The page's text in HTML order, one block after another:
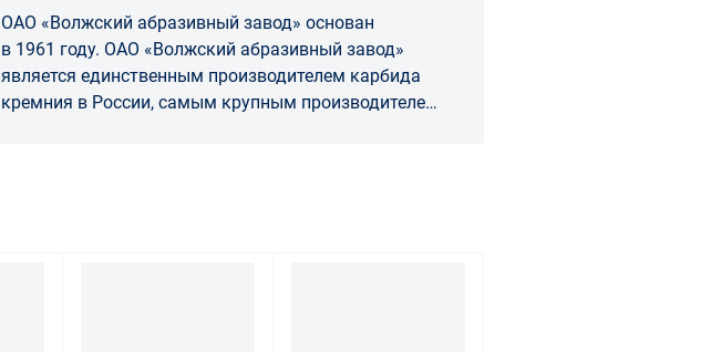
ОАО «Волжский абразивный завод» основан
в 1961 году. ОАО «Волжский абразивный завод»
является единственным производителем карбида
кремния в России, самым крупным производителем